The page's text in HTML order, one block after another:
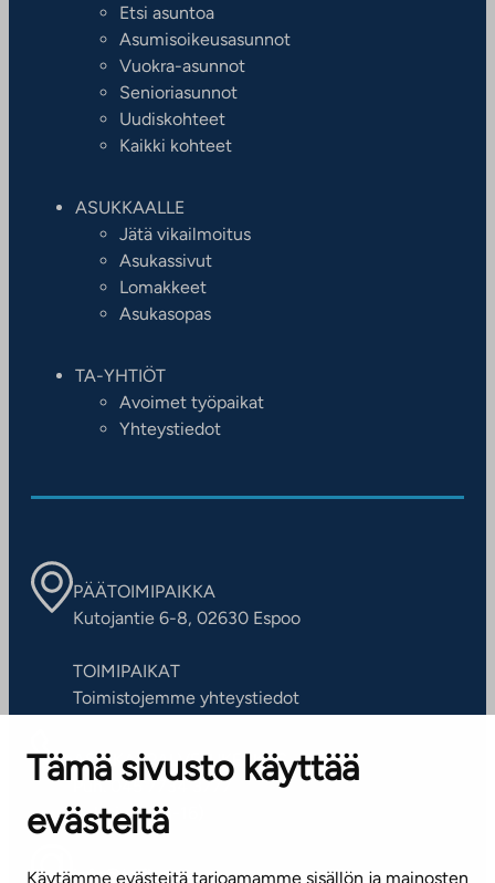
Tämä sivusto käyttää
evästeitä
Käytämme evästeitä tarjoamamme sisällön ja mainosten
Etsi asuntoa
Asumisoikeusasunnot
Vuokra-asunnot
Senioriasunnot
Uudiskohteet
Kaikki kohteet
ASUKKAALLE
Jätä vikailmoitus
Asukassivut
Lomakkeet
Asukasopas
TA-YHTIÖT
Avoimet työpaikat
Yhteystiedot
PÄÄTOIMIPAIKKA
Kutojantie 6-8, 02630 Espoo
TOIMIPAIKAT
Toimistojemme yhteystiedot
ASIAKASPALVELUKESKUS
Puh. 045 7734 3777
(arkisin klo 8-16)
info@ta.fi